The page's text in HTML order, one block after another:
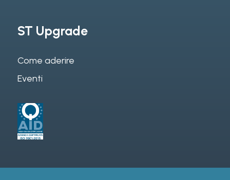
ST Upgrade
Come aderire
Eventi